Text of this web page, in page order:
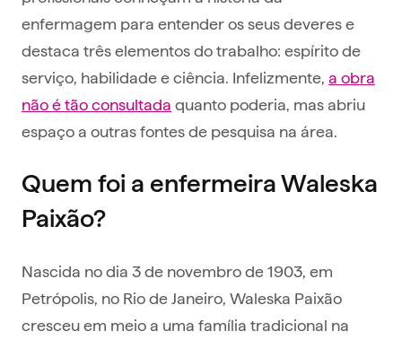
enfermagem para entender os seus deveres e
destaca três elementos do trabalho: espírito de
serviço, habilidade e ciência. Infelizmente, a obra
não é tão consultada quanto poderia, mas abriu
espaço a outras fontes de pesquisa na área.
Quem foi a enfermeira Waleska
Paixão?
Nascida no dia 3 de novembro de 1903, em
Petrópolis, no Rio de Janeiro, Waleska Paixão
cresceu em meio a uma família tradicional na